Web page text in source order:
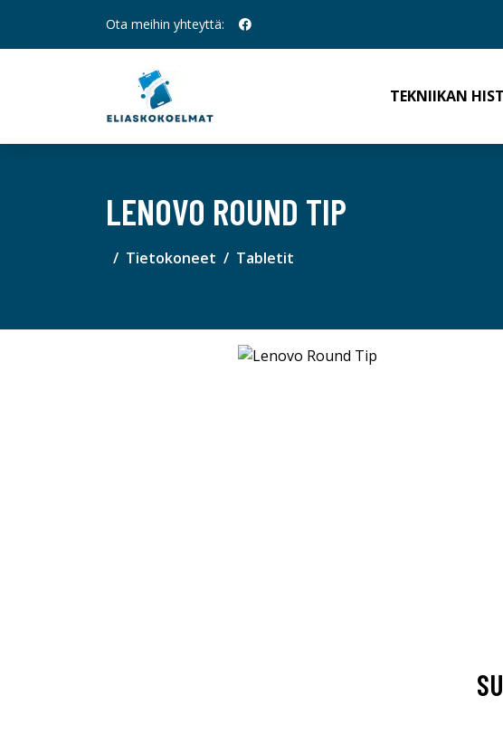
Ota meihin yhteyttä:
TEKNIIKAN
LENOVO ROUND TIP
Tietokoneet Tabletit